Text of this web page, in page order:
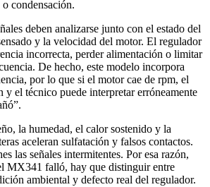
condensación.
deben analizarse junto con el estado del
y la velocidad del motor. El regulador
incorrecta, perder alimentación o limitar
De hecho, este modelo incorpora
por lo que si el motor cae de rpm, el
el técnico puede interpretar erróneamente
la humedad, el calor sostenido y la
aceleran sulfatación y falsos contactos.
las señales intermitentes. Por esa razón,
MX341 falló, hay que distinguir entre
ambiental y defecto real del regulador.